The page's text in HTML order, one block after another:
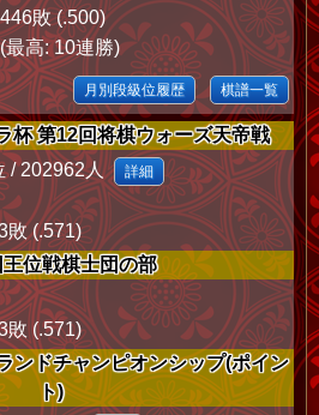
敗 (.500)
高: 10連勝)
月別段級位履歴 棋譜一覧
杯 第12回将棋ウォーズ天帝戦
/ 202962人 詳細
敗 (.571)
位戦棋士団の部
敗 (.571)
ンドチャンピオンシップ(ポイン
ト)